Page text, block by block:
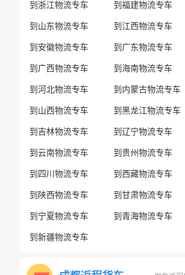
到浙江物流专车 到福建物流专车
到山东物流专车 到江西物流专车
到安徽物流专车 到广东物流专车
到广西物流专车 到海南物流专车
到河北物流专车 到内蒙古物流专车
到山西物流专车 到黑龙江物流专车
到吉林物流专车 到辽宁物流专车
到云南物流专车 到贵州物流专车
到四川物流专车 到西藏物流专车
到陕西物流专车 到甘肃物流专车
到宁夏物流专车 到青海物流专车
到新疆物流专车